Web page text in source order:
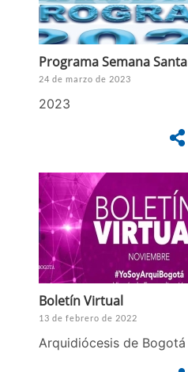
Programa Semana Santa
24 de marzo de 2023
2023
Boletín Virtual
13 de febrero de 2022
Arquidiócesis de Bogotá